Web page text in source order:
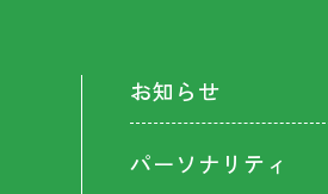
お知らせ
パーソナリティ